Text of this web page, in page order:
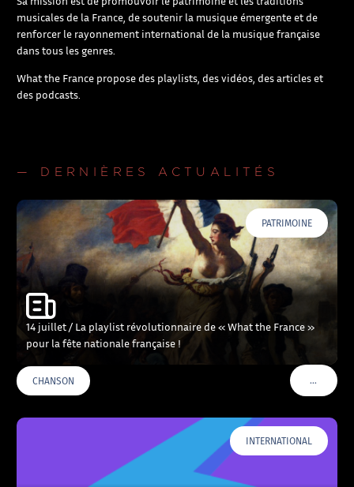
musicales de la France, de soutenir la musique émergente et de
renforcer le rayonnement international de la musique française
dans tous les genres.
What the France propose des playlists, des vidéos, des articles et
des podcasts.
— DERNIÈRES ACTUALITÉS
PATRIMOINE
14 juillet / La playlist révolutionnaire de « What the France »
pour la fête nationale française !
CHANSON …VOIR
INTERNATIONAL